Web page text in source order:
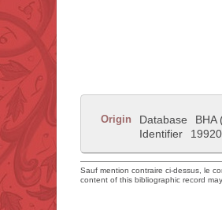
Origin Database
BHA
Identifier
Sauf mention contraire ci-dessus, le
content of this bibliographic record